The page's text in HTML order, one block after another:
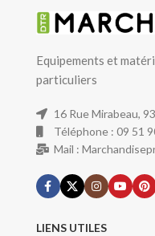
Equipements et
particuliers
16 Rue Mirabeau,
Téléphone : 09 51
Mail :
LIENS UTILES